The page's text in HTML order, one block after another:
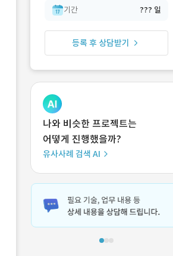
기간 ??? 일
등록 후 상담받기
나와 비슷한 프로젝트는
어떻게 진행했을까?
유사사례 검색 AI